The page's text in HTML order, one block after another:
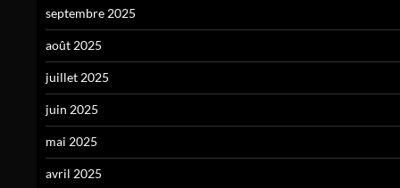
septembre 2025
août 2025
juillet 2025
juin 2025
mai 2025
avril 2025